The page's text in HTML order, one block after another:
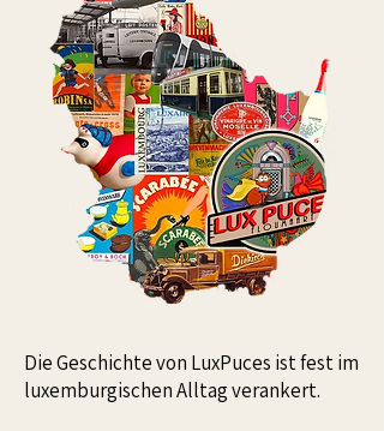
Die Geschichte von LuxPuces ist fest im
luxemburgischen Alltag verankert.